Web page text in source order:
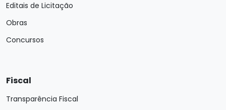
Editais de Licitação
Obras
Concursos
Fiscal
Transparência Fiscal